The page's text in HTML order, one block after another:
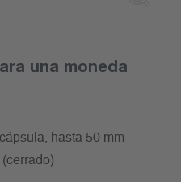
una moneda
hasta 50 mm